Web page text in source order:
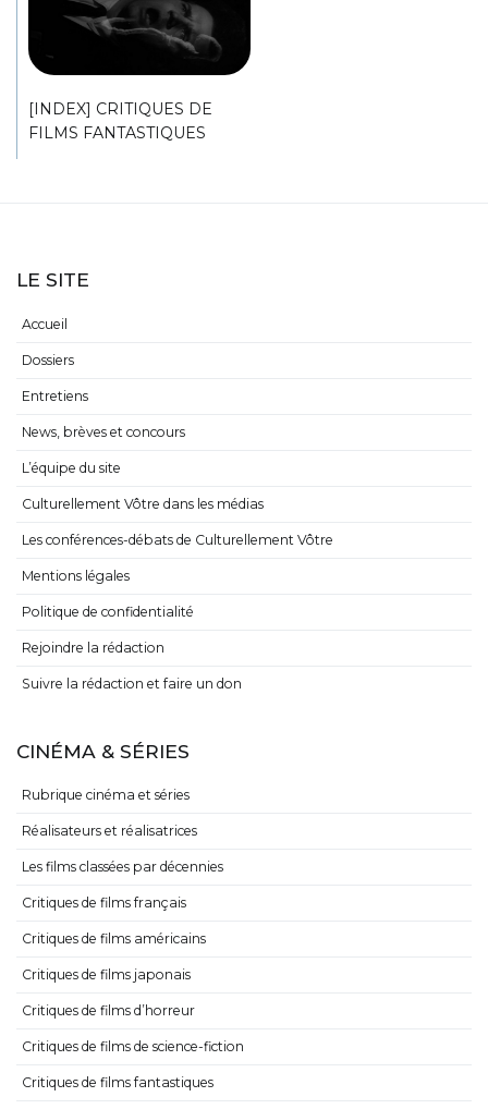
[INDEX] CRITIQUES DE
FILMS FANTASTIQUES
LE SITE
Accueil
Dossiers
Entretiens
News, brèves et concours
L’équipe du site
Culturellement Vôtre dans les médias
Les conférences-débats de Culturellement Vôtre
Mentions légales
Politique de confidentialité
Rejoindre la rédaction
Suivre la rédaction et faire un don
CINÉMA & SÉRIES
Rubrique cinéma et séries
Réalisateurs et réalisatrices
Les films classées par décennies
Critiques de films français
Critiques de films américains
Critiques de films japonais
Critiques de films d’horreur
Critiques de films de science-fiction
Critiques de films fantastiques